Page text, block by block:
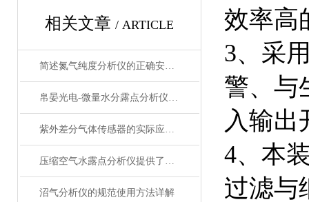
相关文章 / ARTICLE
简述氮气纯度分析仪的正确安装方法
帛晏光电-微量水分露点分析仪的测量方法
紫外差分气体传感器的实际应用分享
压缩空气水露点分析仪提供了有效的测试方法
沼气分析仪的规范使用方法详解
效率高
3、采
警、与
入输出
4、本
过滤与